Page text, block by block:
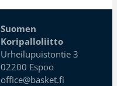
Suomen
Koripalloliitto
Urheilupuistontie 3
02200 Espoo
office@basket.fi